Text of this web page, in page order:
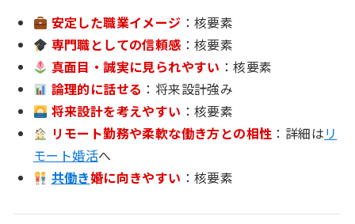
安定した職業イメージ ：核要素
専門職としての信頼感 ：核要素
真面目・誠実に見られやすい ：核要素
論理的に話せる ：将来設計強み
将来設計を考えやすい ：核要素
リモート勤務や柔軟な働き方との相性 ：詳細はリ
モート婚活へ
共働き婚に向きやすい ：核要素